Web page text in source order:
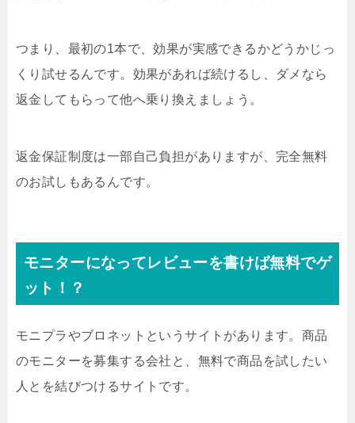
つまり、最初の1本で、効果が実感できるかどうかじっ
くり試せるんです。効果があれば続けるし、ダメなら
返金してもらって他へ乗り換えましょう。
返金保証制度は一部自己負担がありますが、完全無料
のお試しもあるんです。
モニターになってレビューを書けば無料でゲ
ット！？
モニプラやブロネットというサイトがあります。商品
のモニターを募集する会社と、無料で商品を試したい
人とを結びつけるサイトです。